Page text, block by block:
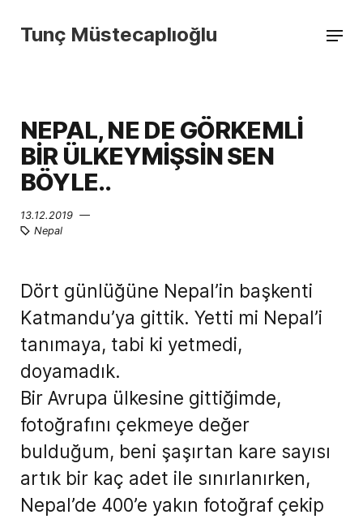
Tunç Müstecaplıoğlu
NEPAL, NE DE GÖRKEMLİ
BİR ÜLKEYMİŞSİN SEN
BÖYLE..
13.12.2019 —
Nepal
Dört günlüğüne Nepal’in başkenti
Katmandu’ya gittik. Yetti mi Nepal’i
tanımaya, tabi ki yetmedi,
doyamadık.
Bir Avrupa ülkesine gittiğimde,
fotoğrafını çekmeye değer
bulduğum, beni şaşırtan kare sayısı
artık bir kaç adet ile sınırlanırken,
Nepal’de 400’e yakın fotoğraf çekip